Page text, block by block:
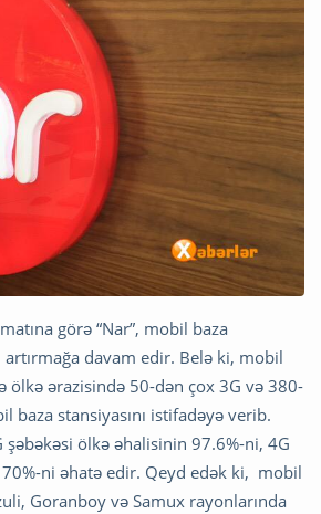
görə “Nar”, mobil baza
artırmağa davam edir. Belə ki, mobil
ölkə ərazisində 50-dən çox 3G və 380-
baza stansiyasını istifadəyə verib.
şəbəkəsi ölkə əhalisinin 97.6%-ni, 4G
ni əhatə edir. Qeyd edək ki, mobil
Goranboy və Samux rayonlarında